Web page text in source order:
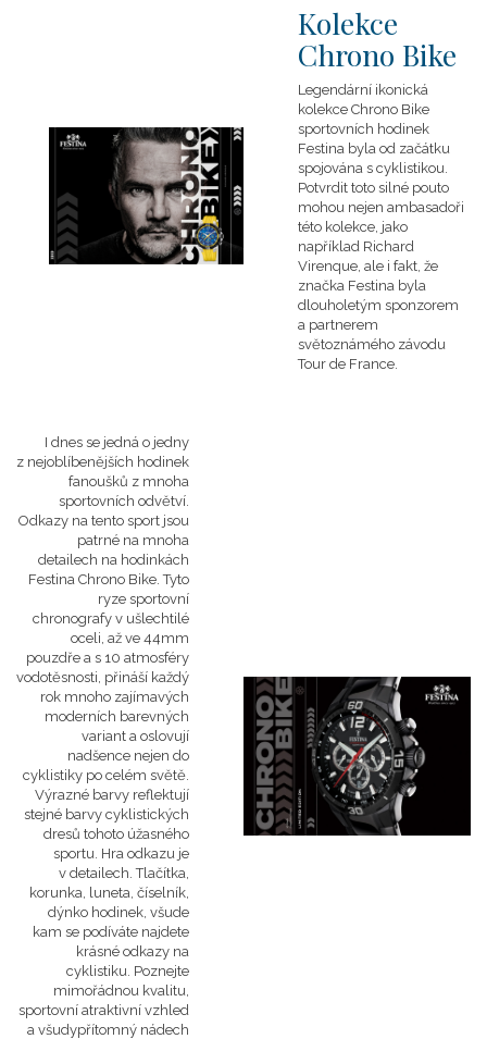
Kolekce
Chrono Bike
Legendární ikonická
kolekce Chrono Bike
sportovních hodinek
Festina byla od začátku
spojována s cyklistikou.
Potvrdit toto silné pouto
mohou nejen ambasadoři
této kolekce, jako
například Richard
Virenque, ale i fakt, že
značka Festina byla
dlouholetým sponzorem
a partnerem
světoznámého závodu
Tour de France.
I dnes se jedná o jedny
z nejoblíbenějších hodinek
fanoušků z mnoha
sportovních odvětví.
Odkazy na tento sport jsou
patrné na mnoha
detailech na hodinkách
Festina Chrono Bike. Tyto
ryze sportovní
chronografy v ušlechtilé
oceli, až ve 44mm
pouzdře a s 10 atmosféry
vodotěsnosti, přináší každý
rok mnoho zajímavých
moderních barevných
variant a oslovují
nadšence nejen do
cyklistiky po celém světě.
Výrazné barvy reflektují
stejné barvy cyklistických
dresů tohoto úžasného
sportu. Hra odkazu je
v detailech. Tlačítka,
korunka, luneta, číselník,
dýnko hodinek, všude
kam se podíváte najdete
krásné odkazy na
cyklistiku. Poznejte
mimořádnou kvalitu,
sportovní atraktivní vzhled
a všudypřítomný nádech